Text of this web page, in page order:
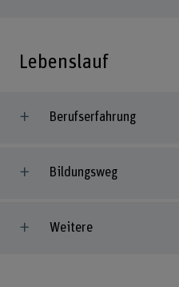
Lebenslauf
Berufserfahrung
Bildungsweg
Weitere